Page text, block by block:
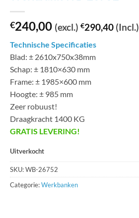
€240,00 (excl.) €290,40 (Incl.)
Technische Specificaties
Blad: ± 2610x750x38mm
Schap: ± 1810×630 mm
Frame: ± 1985×600 mm
Hoogte: ± 985 mm
Zeer robuust!
Draagkracht 1400 KG
GRATIS LEVERING!
Uitverkocht
SKU:WB-26752
Categorie:Werkbanken